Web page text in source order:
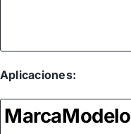
Aplicaciones:
MarcaModelo